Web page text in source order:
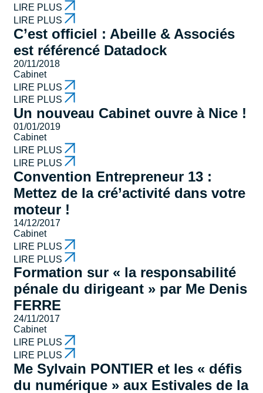
LIRE PLUS
LIRE PLUS
C’est officiel : Abeille & Associés
est référencé Datadock
20/11/2018
Cabinet
LIRE PLUS
LIRE PLUS
Un nouveau Cabinet ouvre à Nice !
01/01/2019
Cabinet
LIRE PLUS
LIRE PLUS
Convention Entrepreneur 13 :
Mettez de la cré’activité dans votre
moteur !
14/12/2017
Cabinet
LIRE PLUS
LIRE PLUS
Formation sur « la responsabilité
pénale du dirigeant » par Me Denis
FERRE
24/11/2017
Cabinet
LIRE PLUS
LIRE PLUS
Me Sylvain PONTIER et les « défis
du numérique » aux Estivales de la